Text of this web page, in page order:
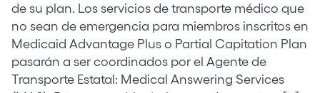
de su plan. Los servicios de transporte médico que
no sean de emergencia para miembros inscritos en
Medicaid Advantage Plus o Partial Capitation Plan
pasarán a ser coordinados por el Agente de
Transporte Estatal: Medical Answering Services